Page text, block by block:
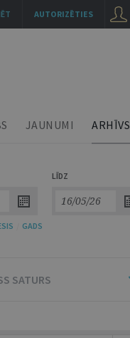
JAUNUMI ARHĪVS
LĪDZ
GADS
SATURS
AUTORIZĒTIES